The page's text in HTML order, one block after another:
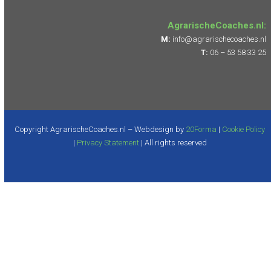
AgrarischeCoaches.nl:
M: info@agrarischecoaches.nl
T: 06 – 53 58 33 25
Copyright AgrarischeCoaches.nl – Webdesign by 20Forma | Cookie Policy
| Privacy Statement| All rights reserved